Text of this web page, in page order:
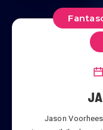
Jason